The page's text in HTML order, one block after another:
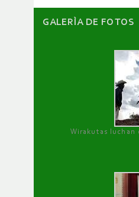
GALERÌA DE FOTOS
Wirakutas luchan